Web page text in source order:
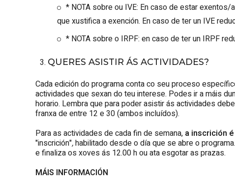
* NOTA sobre ou IVE: En caso de estar
que xustifica a exención. En caso de ter un IVE
* NOTA sobre o IRPF: en caso de ter un IRPF
QUERES ASISTIR ÁS ACTIVIDADES?
Cada edición do programa conta co seu proceso
actividades que sexan do teu interese. Podes ir a máis
horario. Lembra que para poder asistir ás actividades
franxa de entre 12 e 30 (ambos incluídos).
Para as actividades de cada fin de semana, a inscrición
"inscrición",habilitado desde o día que se abre o
e finaliza os xoves ás 12.00 h ou ata esgotar as prazas.
MÁIS INFORMACIÓN